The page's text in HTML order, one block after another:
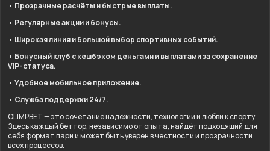
• Прозрачные расчёты и быстрые выплаты.
• Регулярные акции и бонусы.
• Широкая линия и большой выбор спортивных событий.
• Бонусный клуб с кешбэком деньгами и выплатами за сохранение
VIP-статуса.
• Удобное мобильное приложение.
• Служба поддержки 24/7.
OLIMPBET — это сочетание надёжности, технологий и любви к спорту.
Здесь каждый беттор, независимо от опыта, найдёт подходящий для
себя формат пари и может быть уверен в честности и прозрачности
всех процессов.